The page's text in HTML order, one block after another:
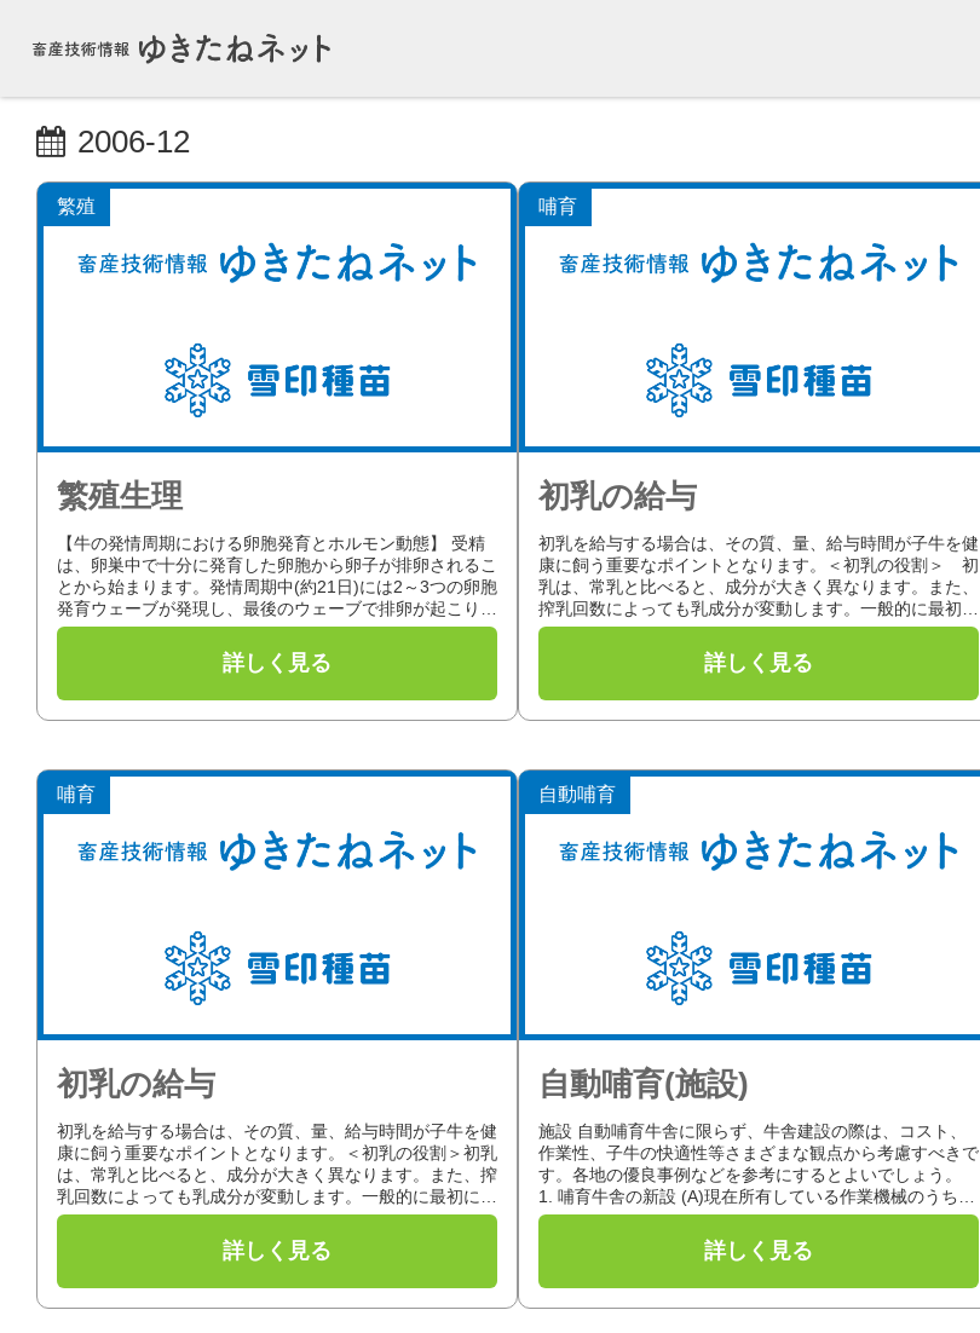
2006-12
繁殖
繁殖生理
【牛の発情周期における卵胞発育とホルモン動態】 受精
は、卵巣中で十分に発育した卵胞から卵子が排卵されるこ
とから始まります。発情周期中(約21日)には2～3つの卵胞
発育ウェーブが発現し、最後のウェーブで排卵が起こりま
す。 牛の発情周期における...
哺育
初乳の給与
初乳を給与する場合は、その質、量、給与時間が子牛を健
康に飼う重要なポイントとなります。＜初乳の役割＞ 初
乳は、常乳と比べると、成分が大きく異なります。また、
搾乳回数によっても乳成分が変動します。一般的に最初に
搾った初乳には、子牛に必要な成分...
哺育
初乳の給与
初乳を給与する場合は、その質、量、給与時間が子牛を健
康に飼う重要なポイントとなります。＜初乳の役割＞初乳
は、常乳と比べると、成分が大きく異なります。また、搾
乳回数によっても乳成分が変動します。一般的に最初に搾
った初乳には、子牛に必要な成分が...
自動哺育
自動哺育(施設)
施設 自動哺育牛舎に限らず、牛舎建設の際は、コスト、
作業性、子牛の快適性等さまざまな観点から考慮すべきで
す。各地の優良事例などを参考にするとよいでしょう。
1. 哺育牛舎の新設 (A)現在所有している作業機械のうち、
哺育牛舎の除糞、飼料運搬...